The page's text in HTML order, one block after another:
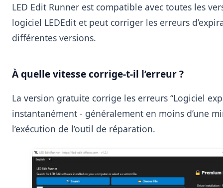
LED Edit Runner est compatible avec toutes les
logiciel LEDEdit et peut corriger les erreurs
différentes versions.
À quelle vitesse corrige-t-il l’erreur ?
La version gratuite corrige les erreurs “Logiciel
instantanément - généralement en moins d’une
l’exécution de l’outil de réparation.